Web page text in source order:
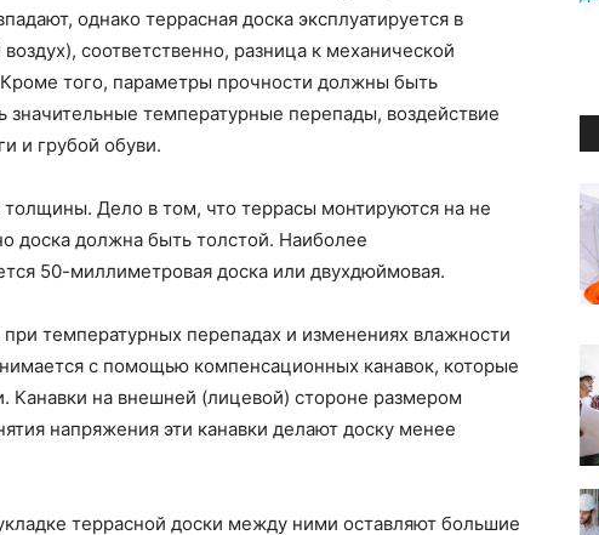
однако террасная доска эксплуатируется в
соответственно, разница к механической
того, параметры прочности должны быть
температурные перепады, воздействие
и грубой обуви.
толщины. Дело в том, что террасы монтируются на не
доска должна быть толстой. Наиболее
50-миллиметровая доска или двухдюймовая.
температурных перепадах и изменениях влажности
с помощью компенсационных канавок, которые
Канавки на внешней (лицевой) стороне размером
напряжения эти канавки делают доску менее
террасной доски между ними оставляют большие